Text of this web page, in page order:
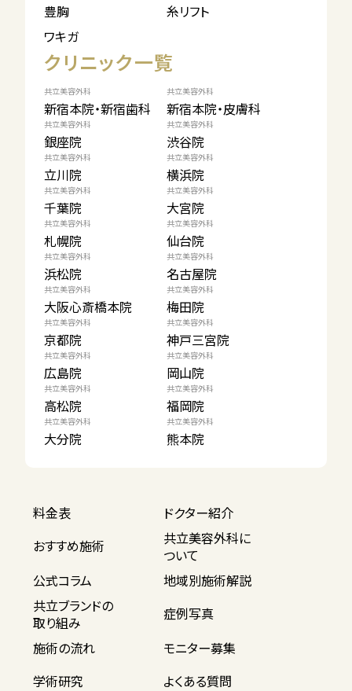
豊胸
糸リフト
ワキガ
クリニック一覧
共立美容外科
新宿本院・新宿歯科
共立美容外科
新宿本院・皮膚科
共立美容外科
銀座院
共立美容外科
渋谷院
共立美容外科
立川院
共立美容外科
横浜院
共立美容外科
千葉院
共立美容外科
大宮院
共立美容外科
札幌院
共立美容外科
仙台院
共立美容外科
浜松院
共立美容外科
名古屋院
共立美容外科
大阪心斎橋本院
共立美容外科
梅田院
共立美容外科
京都院
共立美容外科
神戸三宮院
共立美容外科
広島院
共立美容外科
岡山院
共立美容外科
高松院
共立美容外科
福岡院
共立美容外科
大分院
共立美容外科
熊本院
料金表
ドクター紹介
おすすめ施術
共立美容外科に
ついて
公式コラム
地域別施術解説
共立ブランドの
取り組み
症例写真
施術の流れ
モニター募集
学術研究
よくある質問